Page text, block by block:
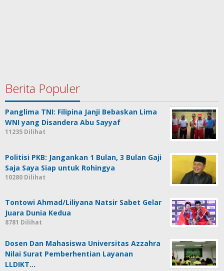
Berita Populer
Panglima TNI: Filipina Janji Bebaskan Lima
WNI yang Disandera Abu Sayyaf
11235 Dilihat
Politisi PKB: Jangankan 1 Bulan, 3 Bulan Gaji
Saja Saya Siap untuk Rohingya
10280 Dilihat
Tontowi Ahmad/Liliyana Natsir Sabet Gelar
Juara Dunia Kedua
8781 Dilihat
Dosen Dan Mahasiswa Universitas Azzahra
Nilai Surat Pemberhentian Layanan
LLDIKT…